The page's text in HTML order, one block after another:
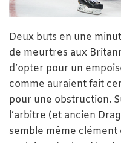
Deux buts en une
de meurtres aux
d’opter pour un
comme auraient fait
pour une obstruction.
l’arbitre (et ancien
semble même clément